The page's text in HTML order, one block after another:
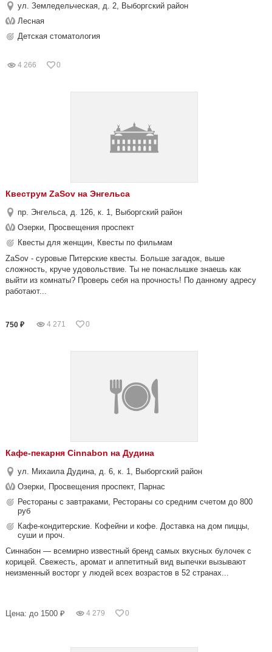
ул. Земледельческая, д. 2, Выборгский район
Лесная
Детская стоматология
4 266 0
Квеструм ZaSov на Энгельса
пр. Энгельса, д. 126, к. 1, Выборгский район
Озерки, Просвещения проспект
Квесты для женщин, Квесты по фильмам
ZaSov - суровые Питерские квесты. Больше загадок, выше
сложность, круче удовольствие. Ты не понаслышке знаешь как
выйти из комнаты? Проверь себя на прочность! По данному адресу
работают...
750 ₽ 4 271 0
Кафе-пекарня Cinnabon на Дудина
ул. Михаила Дудина, д. 6, к. 1, Выборгский район
Озерки, Просвещения проспект, Парнас
Рестораны с завтраками, Рестораны со средним счетом до 800
руб
Кафе-кондитерские. Кофейни и кофе. Доставка на дом пиццы,
суши и проч.
Синнабон — всемирно известный бренд самых вкусных булочек с
корицей. Свежесть, аромат и аппетитный вид выпечки вызывают
неизменный восторг у людей всех возрастов в 52 странах...
Цена: до 1500 ₽ 4 279 0